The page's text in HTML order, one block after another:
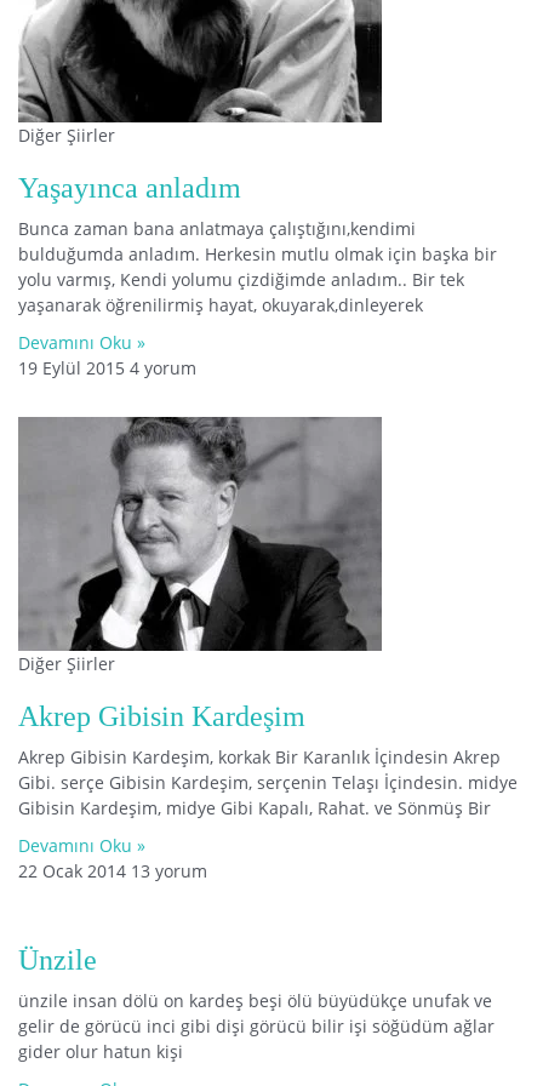
Diğer Şiirler
Yaşayınca anladım
Bunca zaman bana anlatmaya çalıştığını,kendimi
bulduğumda anladım. Herkesin mutlu olmak için başka bir
yolu varmış, Kendi yolumu çizdiğimde anladım.. Bir tek
yaşanarak öğrenilirmiş hayat, okuyarak,dinleyerek
Devamını Oku »
19 Eylül 2015 4 yorum
Diğer Şiirler
Akrep Gibisin Kardeşim
Akrep Gibisin Kardeşim, korkak Bir Karanlık İçindesin Akrep
Gibi. serçe Gibisin Kardeşim, serçenin Telaşı İçindesin. midye
Gibisin Kardeşim, midye Gibi Kapalı, Rahat. ve Sönmüş Bir
Devamını Oku »
22 Ocak 2014 13 yorum
Ünzile
ünzile insan dölü on kardeş beşi ölü büyüdükçe unufak ve
gelir de görücü inci gibi dişi görücü bilir işi söğüdüm ağlar
gider olur hatun kişi